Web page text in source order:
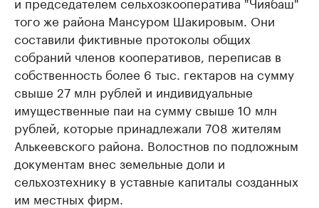
того же района Мансуром Шакировым. Они
составили фиктивные протоколы общих
собраний членов кооперативов, переписав в
собственность более 6 тыс. гектаров на сумму
свыше 27 млн рублей и индивидуальные
имущественные паи на сумму свыше 10 млн
рублей, которые принадлежали 708 жителям
Алькеевского района. Волостнов по подложным
документам внес земельные доли и
сельхозтехнику в уставные капиталы созданных
им местных фирм.